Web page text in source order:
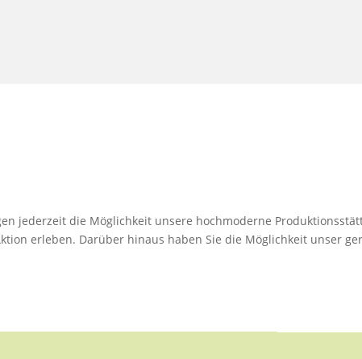
jederzeit die Möglichkeit unsere hochmoderne
erleben. Darüber hinaus haben Sie die Möglichkeit unser